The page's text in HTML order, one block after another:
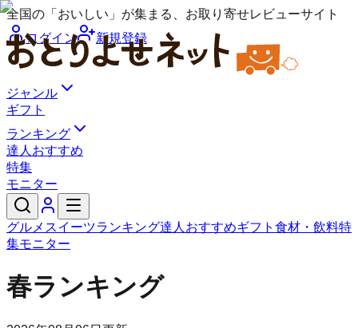
全国の「おいしい」が集まる、お取り寄せレビューサイト
ログイン
新規登録
ジャンル
ギフト
ランキング
達人おすすめ
特集
モニター
グルメ スイーツランキング達人おすすめギフト 食材・飲料特
集モニター
春ランキング